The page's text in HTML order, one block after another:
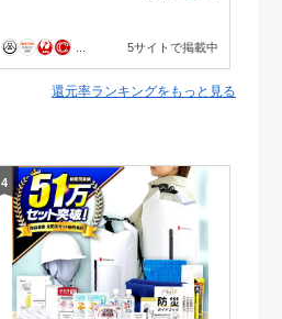
5サイトで掲載中
還元率ランキングをもっと見る
4